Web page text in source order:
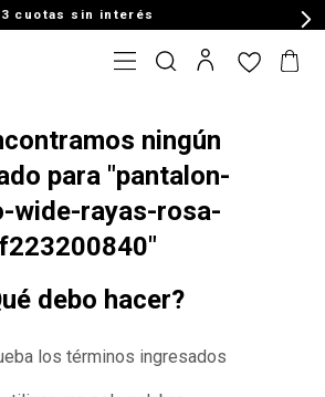
3 cuotas sin interés
ningún
para "pantalon-
wide-rayas-rosa-
f223200840"
debo hacer?
los términos ingresados